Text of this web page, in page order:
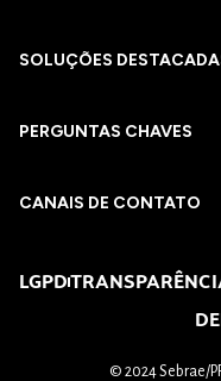
SOLUÇÕES
PERGUNTAS CHAVES​
CANAIS DE CONTATO
LGPD
© 2024 Sebrae/